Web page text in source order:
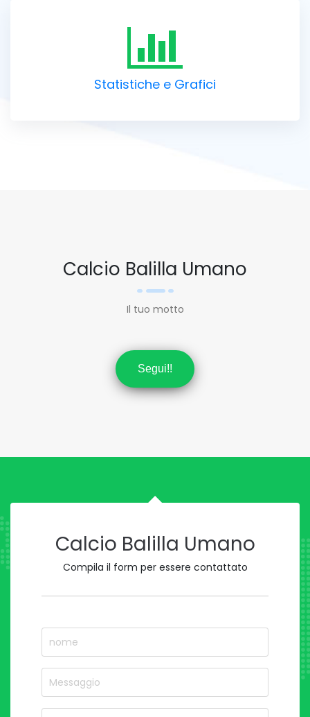
Statistiche e Grafici
Calcio Balilla Umano
Il tuo motto
Segui!!
Calcio Balilla Umano
Compila il form per essere contattato